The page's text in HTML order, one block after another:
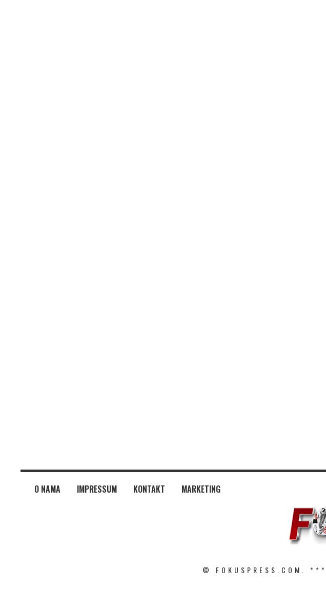
O NAMA IMPRESSUM KONTAKT MARKETING
© FOKUSPRESS.COM. ***